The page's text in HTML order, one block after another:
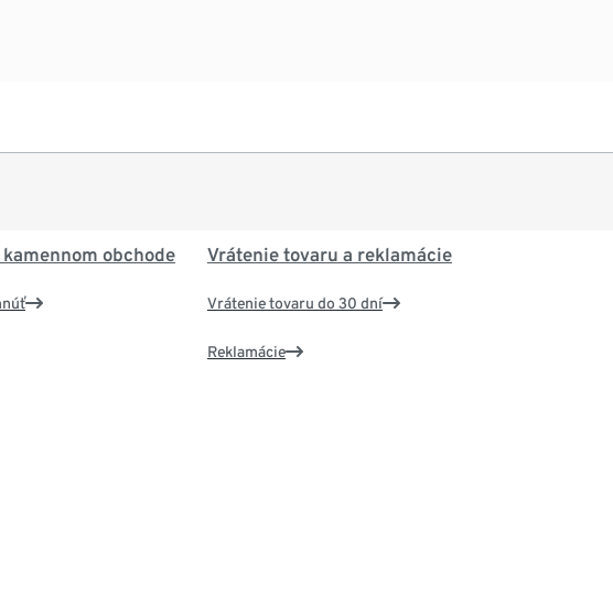
obchode Vrátenie tovaru a reklamácie
Vrátenie tovaru do 30 dní
Reklamácie